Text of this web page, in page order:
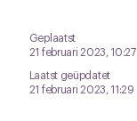
Geplaatst
21 februari 2023, 10:27
Laatst geüpdatet
21 februari 2023, 11:29